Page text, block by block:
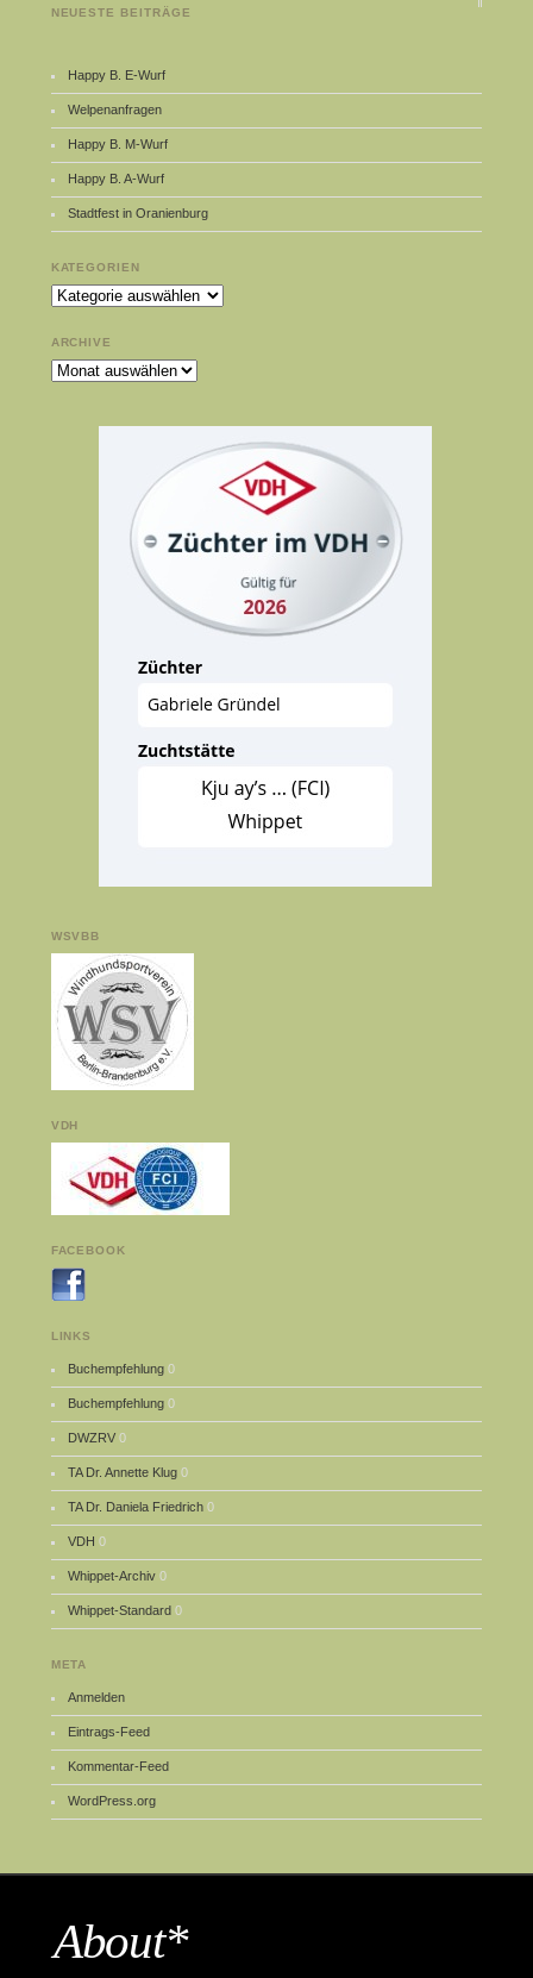
NEUESTE BEITRÄGE
Happy B. E-Wurf
Welpenanfragen
Happy B. M-Wurf
Happy B. A-Wurf
Stadtfest in Oranienburg
KATEGORIEN
Kategorien
ARCHIVE
Archive
WSVBB
VDH
FACEBOOK
LINKS
Buchempfehlung 0
Buchempfehlung 0
DWZRV 0
TA Dr. Annette Klug 0
TA Dr. Daniela Friedrich 0
VDH 0
Whippet-Archiv 0
Whippet-Standard 0
META
Anmelden
Eintrags-Feed
Kommentar-Feed
WordPress.org
About*